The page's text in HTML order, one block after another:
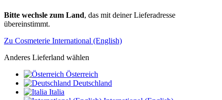
Bitte wechsle zum Land, das mit deiner Lieferadresse
übereinstimmt.
Zu Cosmeterie International (English)
Anderes Lieferland wählen
Österreich
Deutschland
Italia